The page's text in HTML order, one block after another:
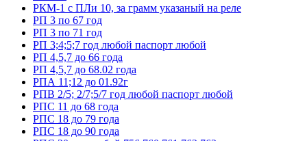
РКМ-1 с ПЛи 10, за грамм указаный на реле
РП 3 по 67 год
РП 3 по 71 год
РП 3;4;5;7 год любой паспорт любой
РП 4,5,7 до 66 года
РП 4,5,7 до 68.02 года
РПА 11;12 до 01.92г
РПВ 2/5; 2/7;5/7 год любой паспорт любой
РПС 11 до 68 года
РПС 18 до 79 года
РПС 18 до 90 года